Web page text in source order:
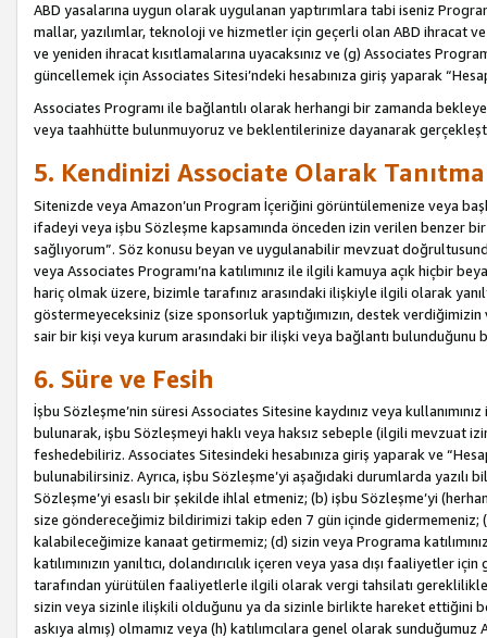
ABD yasalarına uygun olarak uygulanan yaptırımlara tabi iseniz
mallar, yazılımlar, teknoloji ve hizmetler için geçerli olan ABD ihracat
ve yeniden ihracat kısıtlamalarına uyacaksınız ve (g) Associates
güncellemek için Associates Sitesi’ndeki hesabınıza giriş yaparak
Associates Programı ile bağlantılı olarak herhangi bir zamanda
veya taahhütte bulunmuyoruz ve beklentilerinize dayanarak
5. Kendinizi Associate Olarak
Sitenizde veya Amazon’un Program İçeriğini görüntülemenize veya
ifadeyi veya işbu Sözleşme kapsamında önceden izin verilen benzer
sağlıyorum”. Söz konusu beyan ve uygulanabilir mevzuat
veya Associates Programı’na katılımınız ile ilgili kamuya açık hiçbir
hariç olmak üzere, bizimle tarafınız arasındaki ilişkiyle ilgili olarak
göstermeyeceksiniz (size sponsorluk yaptığımızın, destek
sair bir kişi veya kurum arasındaki bir ilişki veya bağlantı bulunduğunu
6. Süre ve Fesih
İşbu Sözleşme’nin süresi Associates Sitesine kaydınız veya
bulunarak, işbu Sözleşmeyi haklı veya haksız sebeple (ilgili mevzuat
feshedebiliriz. Associates Sitesindeki hesabınıza giriş yaparak ve
bulunabilirsiniz. Ayrıca, işbu Sözleşme’yi aşağıdaki durumlarda yazılı
Sözleşme’yi esaslı bir şekilde ihlal etmeniz; (b) işbu Sözleşme’yi
size göndereceğimiz bildirimizi takip eden 7 gün içinde gidermemeniz;
kalabileceğimize kanaat getirmemiz; (d) sizin veya Programa
katılımınızın yanıltıcı, dolandırıcılık içeren veya yasa dışı
tarafından yürütülen faaliyetlerle ilgili olarak vergi tahsilatı
sizin veya sizinle ilişkili olduğunu ya da sizinle birlikte hareket ettiğini
askıya almış) olmamız veya (h) katılımcılara genel olarak